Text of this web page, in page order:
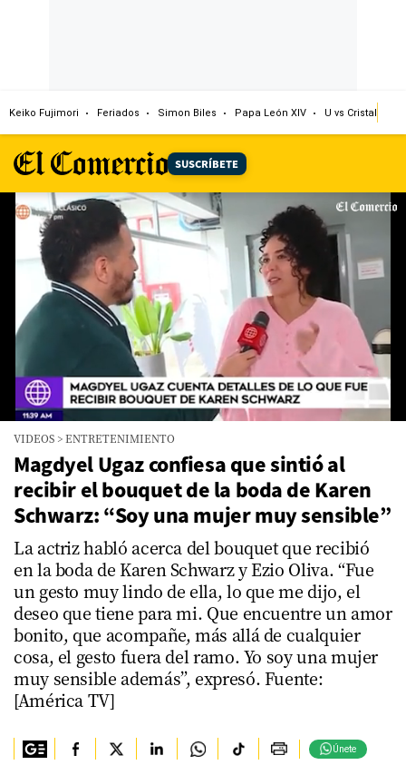
Keiko Fujimori Feriados Simon Biles Papa León XIV U vs Cristal
SUSCRÍBETE
seconds
minute,
52
seconds
VIDEOS >ENTRETENIMIENTO
Magdyel Ugaz confiesa que sintió al
recibir el bouquet de la boda de Karen
Schwarz: “Soy una mujer muy sensible”
La actriz habló acerca del bouquet que recibió
en la boda de Karen Schwarz y Ezio Oliva. “Fue
un gesto muy lindo de ella, lo que me dijo, el
deseo que tiene para mi. Que encuentre un amor
bonito, que acompañe, más allá de cualquier
cosa, el gesto fuera del ramo. Yo soy una mujer
muy sensible además”, expresó. Fuente:
[América TV]
Únete